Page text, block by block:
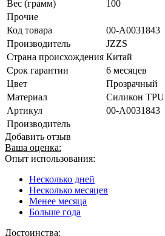
Вес (грамм)
100
Прочие
Код товара
00-А0031843
Производитель
JZZS
Страна происхождения Китай
Срок гарантии
6 месяцев
Цвет
Прозрачный
Материал
Силикон TPU
Артикул
00-А0031843
Производитель
Добавить отзыв
Ваша оценка:
Опыт использования:
Несколько дней
Несколько месяцев
Менее месяца
Больше года
Достоинства: